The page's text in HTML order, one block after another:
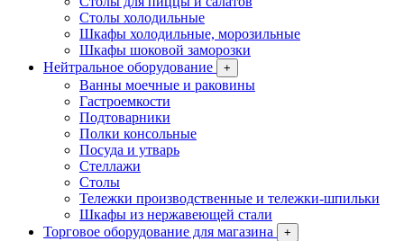
Столы холодильные
Шкафы холодильные, морозильные
Шкафы шоковой заморозки
Нейтральное оборудование
+
Ванны моечные и раковины
Гастроемкости
Подтоварники
Полки консольные
Посуда и утварь
Стеллажи
Столы
Тележки производственные и тележки-шпильки
Шкафы из нержавеющей стали
Торговое оборудование для магазина
+